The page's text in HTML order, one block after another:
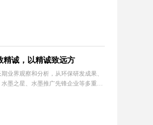
精诚，以精诚致远方
业界观察和分析，从环保研发成果、
墨之星、水墨推广先锋企业等多重奖